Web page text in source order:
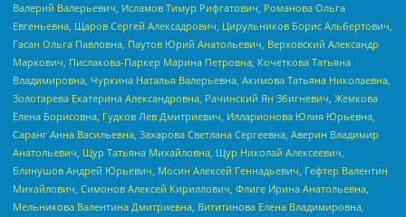
Валерий Валерьевич, Исламов Тимур Рифгатович, Романова Ольга
Евгеньевна, Щаров Сергей Алексадрович, Цирульников Борис Альбертович,
Гасан Ольга Павловна, Паутов Юрий Анатольевич, Верховский Александр
Маркович, Пислакова-Паркер Марина Петровна, Кочеткова Татьяна
Владимировна, Чуркина Наталья Валерьевна, Акимова Татьяна Николаевна,
Золотарева Екатерина Александровна, Рачинский Ян Збигневич, Жемкова
Елена Борисовна, Гудков Лев Дмитриевич, Илларионова Юлия Юрьевна,
Саранг Анна Васильевна, Захарова Светлана Сергеевна, Аверин Владимир
Анатольевич, Щур Татьяна Михайловна, Щур Николай Алексеевич,
Блинушов Андрей Юрьевич, Мосин Алексей Геннадьевич, Гефтер Валентин
Михайлович, Симонов Алексей Кириллович, Флиге Ирина Анатольевна,
Мельникова Валентина Дмитриевна, Вититинова Елена Владимировна,